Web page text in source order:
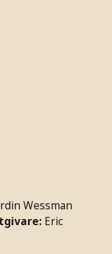
Wessman
Eric